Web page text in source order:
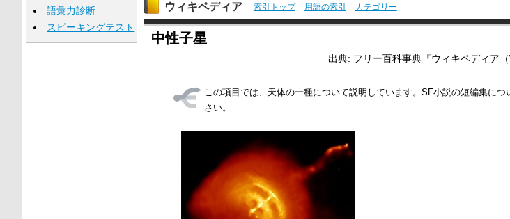
ウィキペディア 索引トップ 用語の索引 カテゴリー
中性子星
出典: フリー百科事典『ウィキペディア
この項目では、天体の一種について説明しています。SF小説の短編集につ
さい。
語彙力診断
スピーキングテスト